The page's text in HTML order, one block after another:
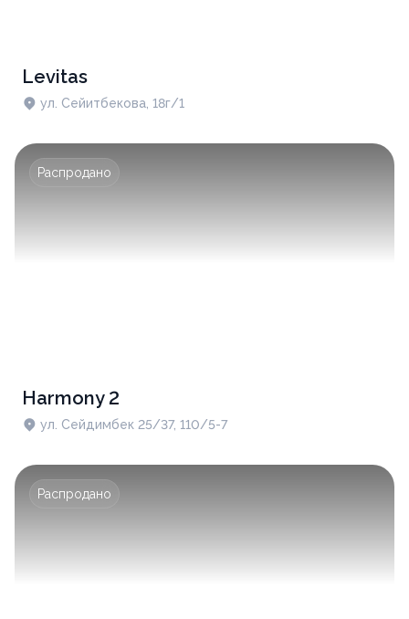
Levitas
ул. Сейитбекова, 18г/1
Распродано
Harmony 2
ул. Сейдимбек 25/37, 110/5-7
Распродано